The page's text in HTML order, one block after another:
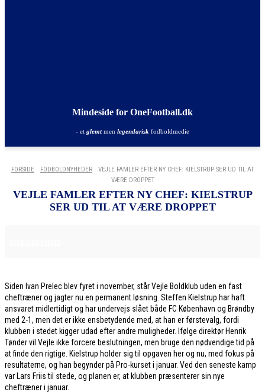
Mindeside for OneFootball.dk
- et glemtmen legendarisk fodboldmedie
FORSIDE FODBOLDNYHEDER
VEJLE FAMLER EFTER NY CHEF: KIELSTRUP SER UD TIL AT
VÆRE DROPPET
VEJLE FAMLER EFTER NY CHEF: KIELSTRUP
SER UD TIL AT VÆRE DROPPET
Siden Ivan Prelec blev fyret i november, står Vejle Boldklub uden en fast
cheftræner og jagter nu en permanent løsning. Steffen Kielstrup har haft
ansvaret midlertidigt og har undervejs slået både FC København og Brøndby
med 2-1, men det er ikke ensbetydende med, at han er førstevalg, fordi
klubben i stedet kigger udad efter andre muligheder. Ifølge direktør Henrik
Tønder vil Vejle ikke forcere beslutningen, men bruge den nødvendige tid på
at finde den rigtige. Kielstrup holder sig til opgaven her og nu, med fokus på
resultaterne, og han begynder på Pro-kurset i januar. Ved den seneste kamp
var Lars Friis til stede, og planen er, at klubben præsenterer sin nye
cheftræner i januar.